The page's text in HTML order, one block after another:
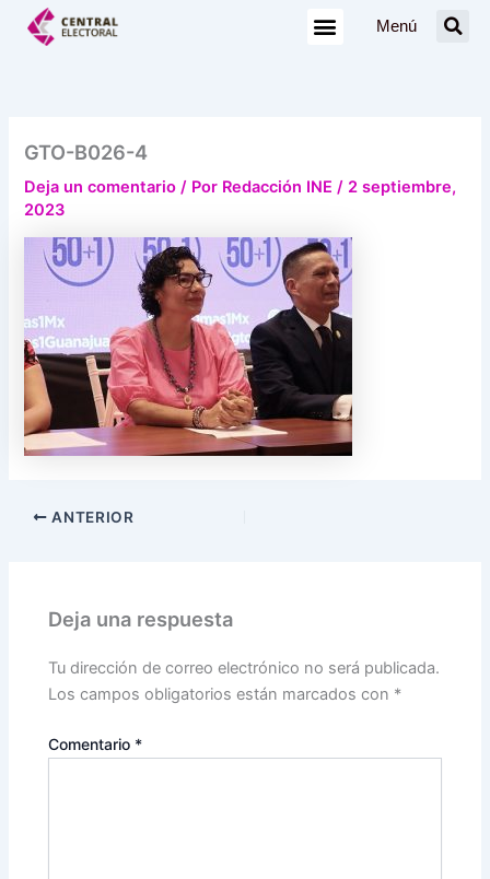
Menú
GTO-B026-4
Deja un comentario / Por Redacción INE/ 2 septiembre,
2023
ANTERIOR
Deja una respuesta
Tu dirección de correo electrónico no será publicada.
Los campos obligatorios están marcados con *
Comentario *